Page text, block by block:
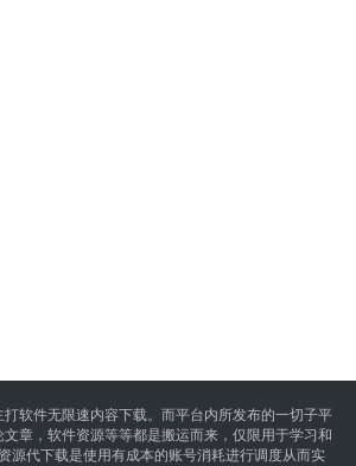
软件无限速内容下载。而平台内所发布的一切子平
章，软件资源等等都是搬运而来，仅限用于学习和
源代下载是使用有成本的账号消耗进行调度从而实